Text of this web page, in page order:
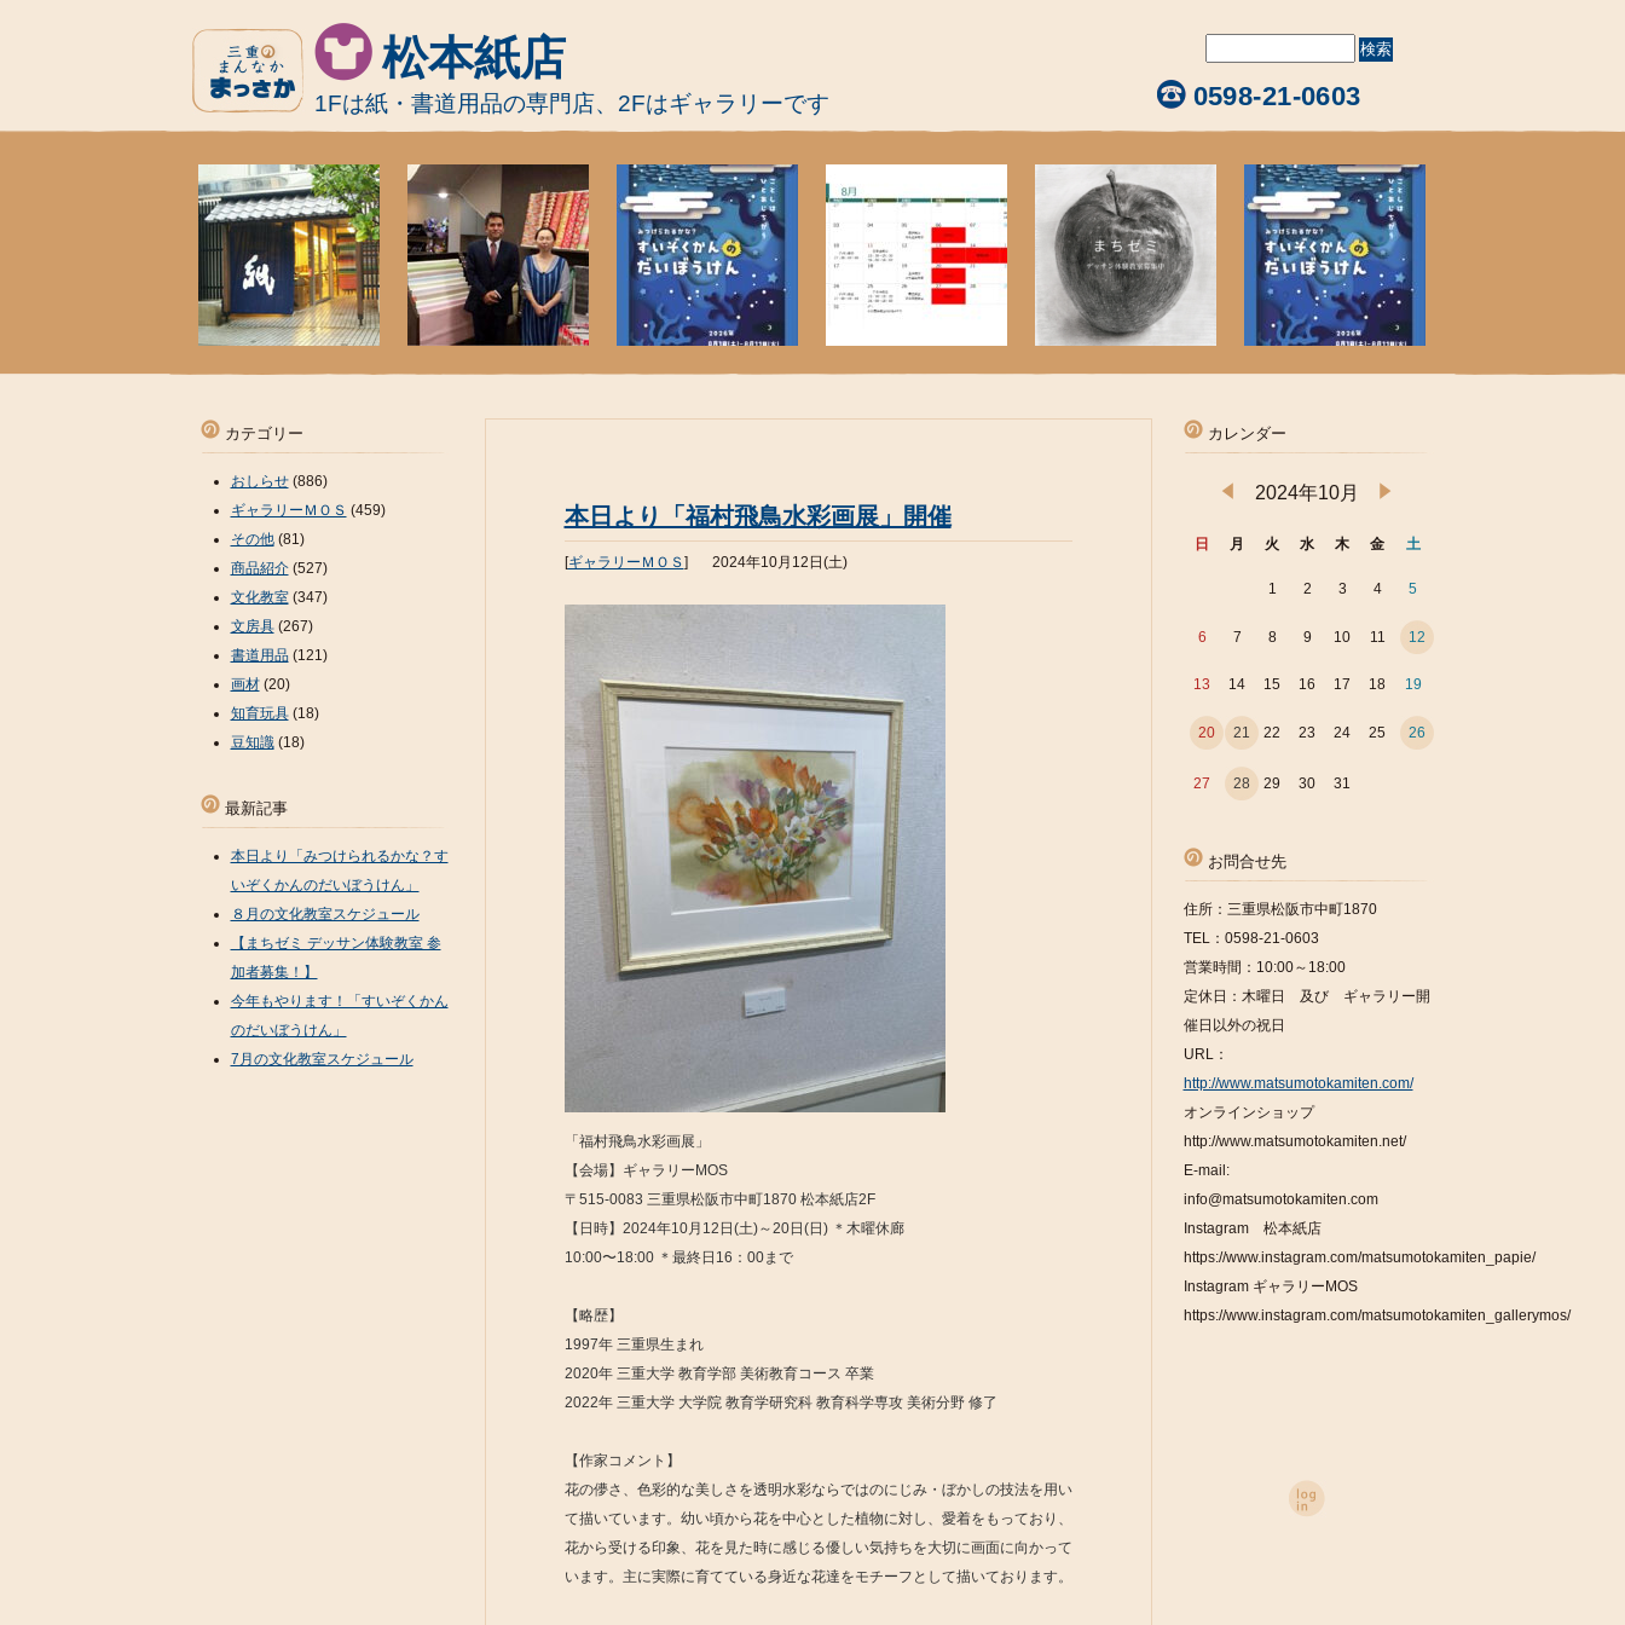
松本紙店
1Fは紙・書道用品の専門店、2Fはギャラリーです 0598-21-0603
本日より「福村飛鳥水彩画展」開催
[ギャラリーＭＯＳ] 2024年10月12日(土)
「福村飛鳥水彩画展」
【会場】ギャラリーMOS
〒515-0083 三重県松阪市中町1870 松本紙店2F
【日時】2024年10月12日(土)～20日(日) ＊木曜休廊
10:00〜18:00 ＊最終日16：00まで
【略歴】
1997年 三重県生まれ
2020年 三重大学 教育学部 美術教育コース 卒業
2022年 三重大学 大学院 教育学研究科 教育科学専攻 美術分野 修了
【作家コメント】
花の儚さ、色彩的な美しさを透明水彩ならではのにじみ・ぼかしの技法を用い
て描いています。幼い頃から花を中心とした植物に対し、愛着をもっており、
花から受ける印象、花を見た時に感じる優しい気持ちを大切に画面に向かって
います。主に実際に育てている身近な花達をモチーフとして描いております。
カテゴリー
おしらせ(886)
ギャラリーＭＯＳ (459)
その他(81)
商品紹介(527)
文化教室(347)
文房具(267)
書道用品(121)
画材(20)
知育玩具(18)
豆知識(18)
最新記事
本日より「みつけられるかな？す
いぞくかんのだいぼうけん」
８月の文化教室スケジュール
【まちゼミ デッサン体験教室 参
加者募集！】
今年もやります！「すいぞくかん
のだいぼうけん」
7月の文化教室スケジュール
カレンダー
2024年10月
日 月 火 水 木 金 土
1 2 3 4 5
6 7 8 9 10 11 12
13 14 15 16 17 18 19
20 21 22 23 24 25 26
27 28 29 30 31
お問合せ先
住所：三重県松阪市中町1870
TEL：0598-21-0603
営業時間：10:00～18:00
定休日：木曜日 及び ギャラリー開
催日以外の祝日
URL：
http://www.matsumotokamiten.com/
オンラインショップ
http://www.matsumotokamiten.net/
E-mail:
info@matsumotokamiten.com
Instagram 松本紙店
https://www.instagram.com/matsumotokamiten_papie/
Instagram ギャラリーMOS
https://www.instagram.com/matsumotokamiten_gallerymos/